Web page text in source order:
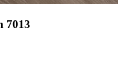
7013